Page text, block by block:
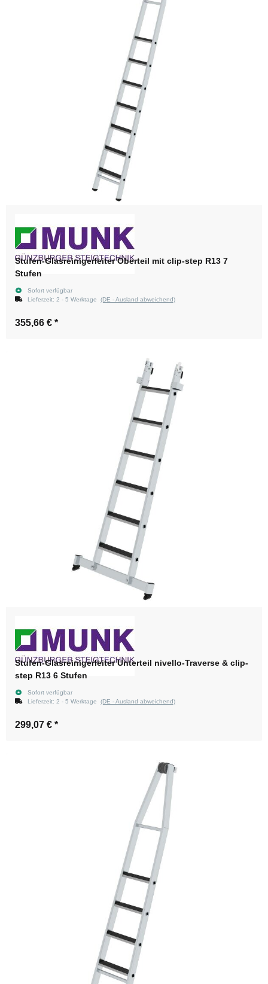
Stufen-Glasreinigerleiter Oberteil mit clip-step R13 7
Stufen
Sofort verfügbar
Lieferzeit: 2 - 5 Werktage (DE - Ausland abweichend)
355,66 € *
Stufen-Glasreinigerleiter Unterteil nivello-Traverse & clip-
step R13 6 Stufen
Sofort verfügbar
Lieferzeit: 2 - 5 Werktage (DE - Ausland abweichend)
299,07 € *